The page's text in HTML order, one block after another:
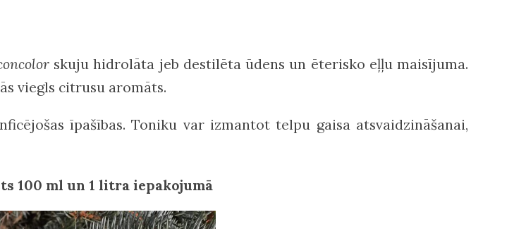
skuju hidrolāta jeb destilēta ūdens un ēterisko eļļu maisījuma.
viegls citrusu aromāts.
īpašības. Toniku var izmantot telpu gaisa atsvaidzināšanai,
100 ml un 1 litra iepakojumā